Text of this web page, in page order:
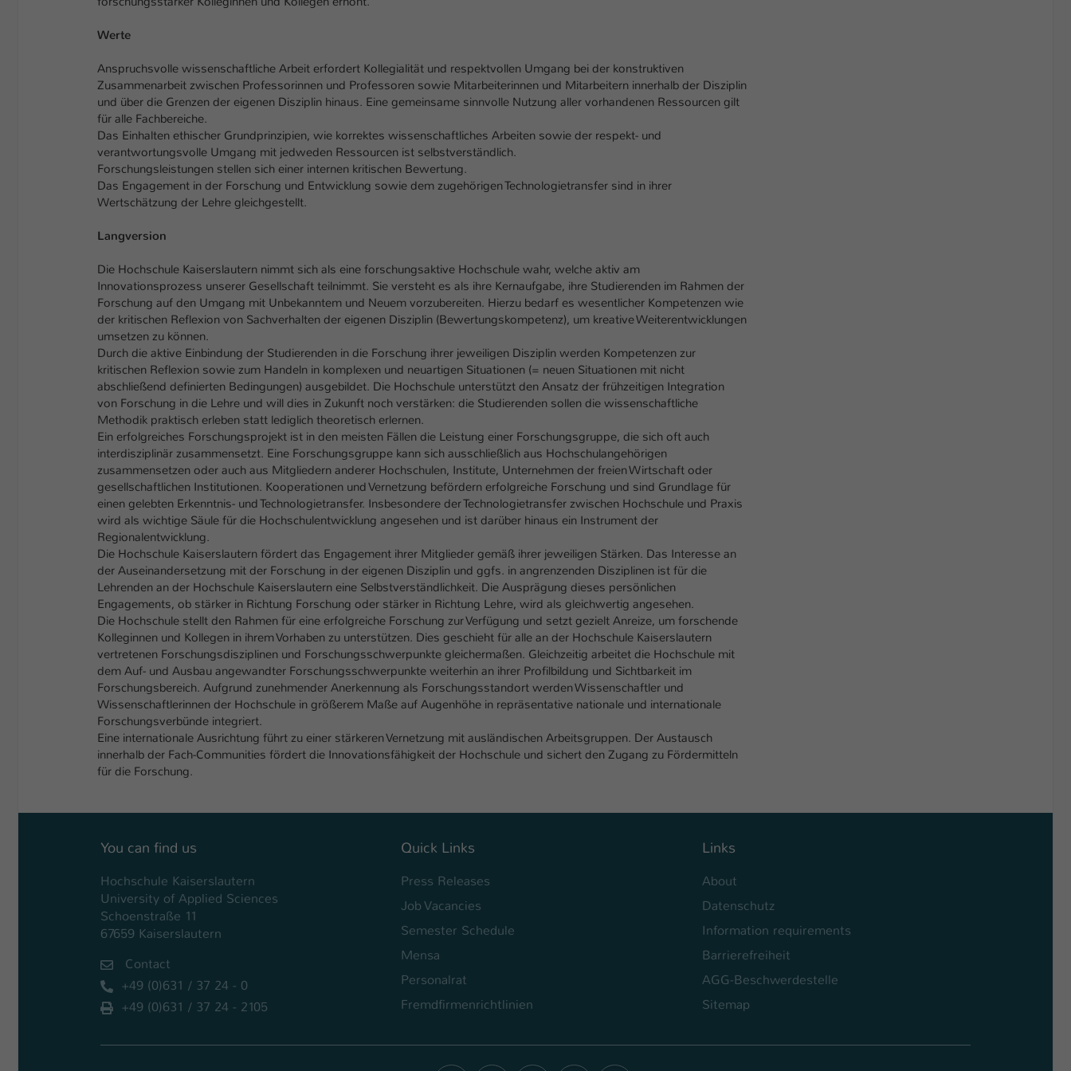
Werte
Anspruchsvolle wissenschaftliche Arbeit erfordert Kollegialität und respektvollen Umgang bei der konstruktiven
Zusammenarbeit zwischen Professorinnen und Professoren sowie Mitarbeiterinnen und Mitarbeitern innerhalb der Disziplin
und über die Grenzen der eigenen Disziplin hinaus. Eine gemeinsame sinnvolle Nutzung aller vorhandenen Ressourcen gilt
für alle Fachbereiche.
Das Einhalten ethischer Grundprinzipien, wie korrektes wissenschaftliches Arbeiten sowie der respekt- und
verantwortungsvolle Umgang mit jedweden Ressourcen ist selbstverständlich.
Forschungsleistungen stellen sich einer internen kritischen Bewertung.
Das Engagement in der Forschung und Entwicklung sowie dem zugehörigen Technologietransfer sind in ihrer
Wertschätzung der Lehre gleichgestellt.
Langversion
Die Hochschule Kaiserslautern nimmt sich als eine forschungsaktive Hochschule wahr, welche aktiv am
Innovationsprozess unserer Gesellschaft teilnimmt. Sie versteht es als ihre Kernaufgabe, ihre Studierenden im Rahmen der
Forschung auf den Umgang mit Unbekanntem und Neuem vorzubereiten. Hierzu bedarf es wesentlicher Kompetenzen wie
der kritischen Reflexion von Sachverhalten der eigenen Disziplin (Bewertungskompetenz), um kreative Weiterentwicklungen
umsetzen zu können.
Durch die aktive Einbindung der Studierenden in die Forschung ihrer jeweiligen Disziplin werden Kompetenzen zur
kritischen Reflexion sowie zum Handeln in komplexen und neuartigen Situationen (= neuen Situationen mit nicht
abschließend definierten Bedingungen) ausgebildet. Die Hochschule unterstützt den Ansatz der frühzeitigen Integration
von Forschung in die Lehre und will dies in Zukunft noch verstärken: die Studierenden sollen die wissenschaftliche
Methodik praktisch erleben statt lediglich theoretisch erlernen.
Ein erfolgreiches Forschungsprojekt ist in den meisten Fällen die Leistung einer Forschungsgruppe, die sich oft auch
interdisziplinär zusammensetzt. Eine Forschungsgruppe kann sich ausschließlich aus Hochschulangehörigen
zusammensetzen oder auch aus Mitgliedern anderer Hochschulen, Institute, Unternehmen der freien Wirtschaft oder
gesellschaftlichen Institutionen. Kooperationen und Vernetzung befördern erfolgreiche Forschung und sind Grundlage für
einen gelebten Erkenntnis- und Technologietransfer. Insbesondere der Technologietransfer zwischen Hochschule und Praxis
wird als wichtige Säule für die Hochschulentwicklung angesehen und ist darüber hinaus ein Instrument der
Regionalentwicklung.
Die Hochschule Kaiserslautern fördert das Engagement ihrer Mitglieder gemäß ihrer jeweiligen Stärken. Das Interesse an
der Auseinandersetzung mit der Forschung in der eigenen Disziplin und ggfs. in angrenzenden Disziplinen ist für die
Lehrenden an der Hochschule Kaiserslautern eine Selbstverständlichkeit. Die Ausprägung dieses persönlichen
Engagements, ob stärker in Richtung Forschung oder stärker in Richtung Lehre, wird als gleichwertig angesehen.
Die Hochschule stellt den Rahmen für eine erfolgreiche Forschung zur Verfügung und setzt gezielt Anreize, um forschende
Kolleginnen und Kollegen in ihrem Vorhaben zu unterstützen. Dies geschieht für alle an der Hochschule Kaiserslautern
vertretenen Forschungsdisziplinen und Forschungsschwerpunkte gleichermaßen. Gleichzeitig arbeitet die Hochschule mit
dem Auf- und Ausbau angewandter Forschungsschwerpunkte weiterhin an ihrer Profilbildung und Sichtbarkeit im
Forschungsbereich. Aufgrund zunehmender Anerkennung als Forschungsstandort werden Wissenschaftler und
Wissenschaftlerinnen der Hochschule in größerem Maße auf Augenhöhe in repräsentative nationale und internationale
Forschungsverbünde integriert.
Eine internationale Ausrichtung führt zu einer stärkeren Vernetzung mit ausländischen Arbeitsgruppen. Der Austausch
innerhalb der Fach-Communities fördert die Innovationsfähigkeit der Hochschule und sichert den Zugang zu Fördermitteln
für die Forschung.
You can find us
Hochschule Kaiserslautern
University of Applied Sciences
Schoenstraße 11
67659 Kaiserslautern
Contact
+49 (0)631 / 37 24 - 0
+49 (0)631 / 37 24 - 2105
Quick Links
Press Releases
Job Vacancies
Semester Schedule
Mensa
Personalrat
Fremdfirmenrichtlinien
Links
About
Datenschutz
Information requirements
Barrierefreiheit
AGG-Beschwerdestelle
Sitemap
Laufzeit
Zweck
Besucher im Typo3-Backend angemeldet ist und
Rechte besitzt diese zu verwalten.